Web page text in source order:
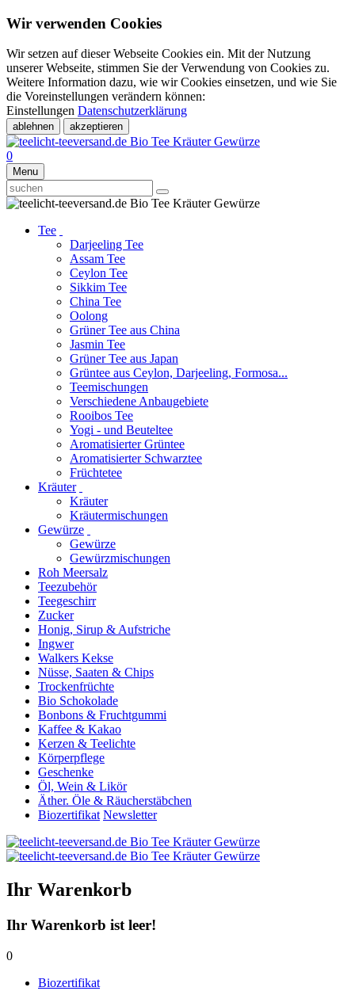
Wir verwenden Cookies
Wir setzen auf dieser Webseite Cookies ein. Mit der Nutzung
unserer Webseite, stimmen Sie der Verwendung von Cookies zu.
Weitere Information dazu, wie wir Cookies einsetzen, und wie Sie
die Voreinstellungen verändern können:
Einstellungen Datenschutzerklärung
ablehnen akzeptieren
0
Menu
Tee
Darjeeling Tee
Assam Tee
Ceylon Tee
Sikkim Tee
China Tee
Oolong
Grüner Tee aus China
Jasmin Tee
Grüner Tee aus Japan
Grüntee aus Ceylon, Darjeeling, Formosa...
Teemischungen
Verschiedene Anbaugebiete
Rooibos Tee
Yogi - und Beuteltee
Aromatisierter Grüntee
Aromatisierter Schwarztee
Früchtetee
Kräuter
Kräuter
Kräutermischungen
Gewürze
Gewürze
Gewürzmischungen
Roh Meersalz
Teezubehör
Teegeschirr
Zucker
Honig, Sirup & Aufstriche
Ingwer
Walkers Kekse
Nüsse, Saaten & Chips
Trockenfrüchte
Bio Schokolade
Bonbons & Fruchtgummi
Kaffee & Kakao
Kerzen & Teelichte
Körperpflege
Geschenke
Öl, Wein & Likör
Äther. Öle & Räucherstäbchen
Biozertifikat Newsletter
Ihr Warenkorb
Ihr Warenkorb ist leer!
0
Biozertifikat